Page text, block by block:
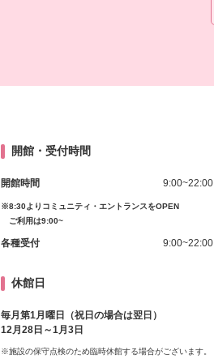
開館・受付時間
開館時間 9:00~22:00
※8:30よりコミュニティ・エントランスをOPEN
ご利用は9:00~
各種受付 9:00~22:00
休館日
毎月第1月曜日（祝日の場合は翌日）
12月28日～1月3日
※施設の保守点検のため臨時休館する場合がございます。